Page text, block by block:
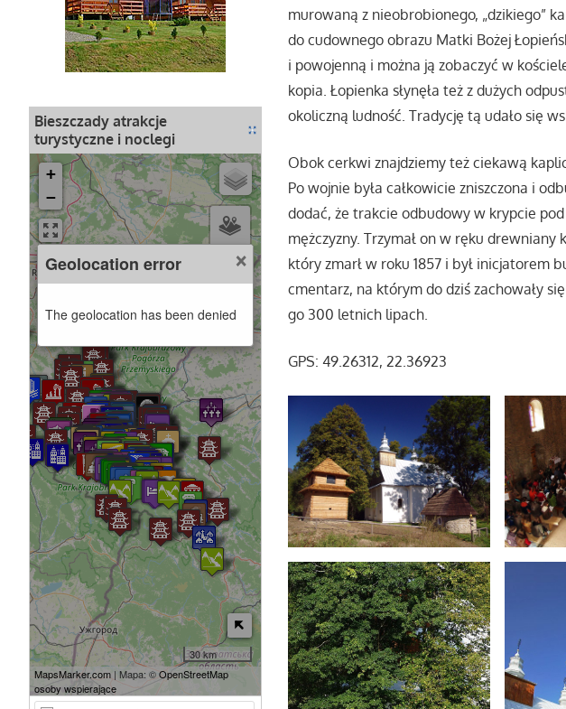
murowaną z nieobrobionego, „dzikiego”
do cudownego obrazu Matki Bożej
i powojenną i można ją zobaczyć w
kopia. Łopienka słynęła też z dużych
okoliczną ludność. Tradycję tą udało się
Obok cerkwi znajdziemy też ciekawą
Po wojnie była całkowicie zniszczona i
dodać, że trakcie odbudowy w krypcie
mężczyzny. Trzymał on w ręku
który zmarł w roku 1857 i był inicjatorem
cmentarz, na którym do dziś zachowały
go 300 letnich lipach.
GPS: 49.26312, 22.36923
Bieszczady atrakcje
turystyczne i noclegi
+
−
30 km
MapsMarker.com | Mapa: ©OpenStreetMap
osoby wspierające
×
Geolocation error
The geolocation has been denied